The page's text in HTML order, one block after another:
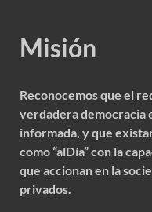
Misión
Reconocemos que el
verdadera democracia
informada, y que
como “alDía” con la
que accionan en la
privados.